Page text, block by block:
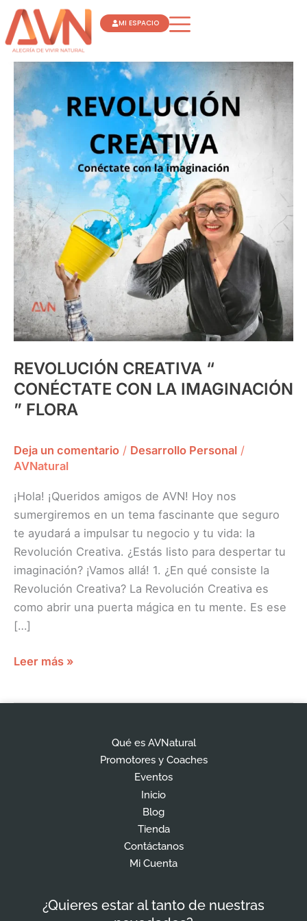
contenido
MI ESPACIO
REVOLUCIÓN CREATIVA “
CONÉCTATE CON LA IMAGINACIÓN
” FLORA
Deja un comentario / Desarrollo Personal /
AVNatural
¡Hola! ¡Queridos amigos de AVN! Hoy nos
sumergiremos en un tema fascinante que seguro
te ayudará a impulsar tu negocio y tu vida: la
Revolución Creativa. ¿Estás listo para despertar tu
imaginación? ¡Vamos allá! 1. ¿En qué consiste la
Revolución Creativa? La Revolución Creativa es
como abrir una puerta mágica en tu mente. Es ese
[…]
REVOLUCIÓN
CREATIVA
“
CONÉCTATE
CON
IMAGINACIÓN
”
FLORA
Leer más »
Qué es AVNatural
Promotores y Coaches
Eventos
Inicio
Blog
Tienda
Contáctanos
Mi Cuenta
¿Quieres estar al tanto de nuestras